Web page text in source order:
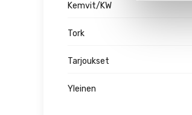
Kemvit/KW
Tork
Tarjoukset
Yleinen